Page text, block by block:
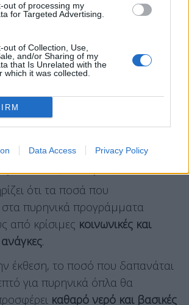
out of processing my
for Targeted Advertising.
out of Collection, Use,
and/or Sharing of my
that Is Unrelated with the
which it was collected.
Data Access Privacy Policy
για πολλές δεκαετίες ακόμη.
ελέγχου εξοπλισμών
σχέσεωνΔύσης–Ρωσίας
αντιπαράθεση
περιβάλλον που θυμίζει όλο και
πιο σκοτεινές στιγμές τουΨυχρού
ότι τα ποσά που
στα πυρηνικά προγράμματα
από κρίσιμες κοινωνικές και
.
έκθεση, το ποσό που δαπανάται
για πυρηνικά όπλα θα
καθαρό νερό και βασικές